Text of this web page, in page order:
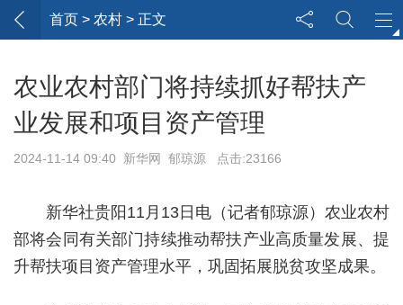
首页 > 农村 > 正文
农业农村部门将持续抓好帮扶产
业发展和项目资产管理
2024-11-14 09:40 新华网 郁琼源 点击:23166
新华社贵阳11月13日电（记者郁琼源）农业农村
部将会同有关部门持续推动帮扶产业高质量发展、提
升帮扶项目资产管理水平，巩固拓展脱贫攻坚成果。